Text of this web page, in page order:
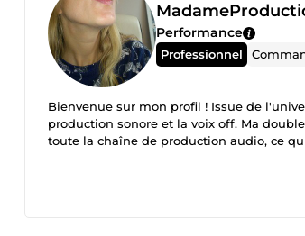
Performance
Professionnel
Bienvenue sur mon profil ! Issue de
production sonore et la voix off. Ma
toute la chaîne de production audio, ce
qualité professionnelle. Mon expérience à votre service :
background de technico-réalisatrice, je